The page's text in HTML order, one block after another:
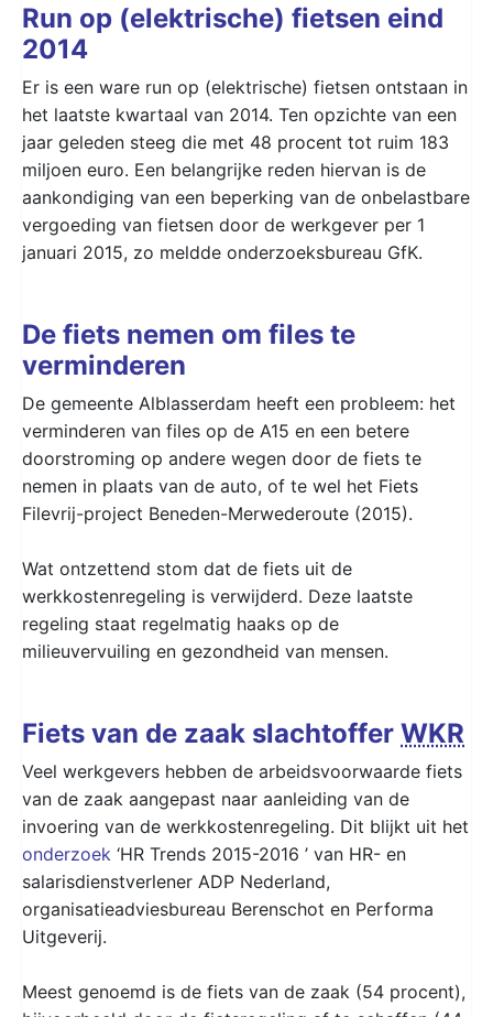
Run op (elektrische) fietsen eind
2014
Er is een ware run op (elektrische) fietsen ontstaan in
het laatste kwartaal van 2014. Ten opzichte van een
jaar geleden steeg die met 48 procent tot ruim 183
miljoen euro. Een belangrijke reden hiervan is de
aankondiging van een beperking van de onbelastbare
vergoeding van fietsen door de werkgever per 1
januari 2015, zo meldde onderzoeksbureau GfK.
De fiets nemen om files te
verminderen
De gemeente Alblasserdam heeft een probleem: het
verminderen van files op de A15 en een betere
doorstroming op andere wegen door de fiets te
nemen in plaats van de auto, of te wel het Fiets
Filevrij-project Beneden-Merwederoute (2015).
Wat ontzettend stom dat de fiets uit de
werkkostenregeling is verwijderd. Deze laatste
regeling staat regelmatig haaks op de
milieuvervuiling en gezondheid van mensen.
Fiets van de zaak slachtoffer WKR
Veel werkgevers hebben de arbeidsvoorwaarde fiets
van de zaak aangepast naar aanleiding van de
invoering van de werkkostenregeling. Dit blijkt uit het
onderzoek ‘HR Trends 2015-2016 ’ van HR- en
salarisdienstverlener ADP Nederland,
organisatieadviesbureau Berenschot en Performa
Uitgeverij.
Meest genoemd is de fiets van de zaak (54 procent),